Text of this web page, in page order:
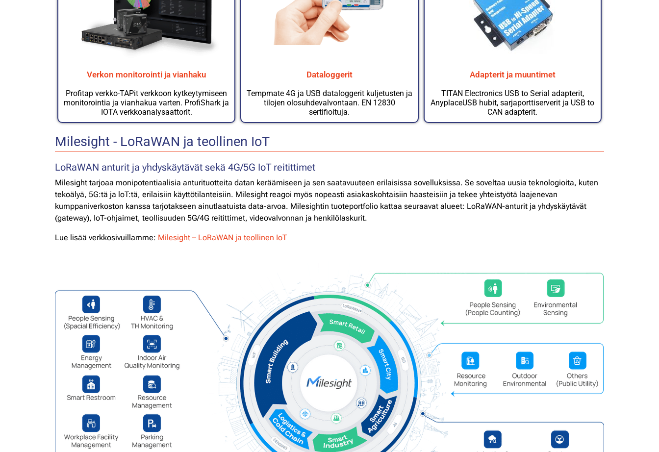
Verkon monitorointi ja vianhaku
Profitap verkko-TAPit verkkoon kytkeytymiseen
monitorointia ja vianhakua varten. ProfiShark ja
IOTA verkkoanalysaattorit.
Dataloggerit
Tempmate 4G ja USB dataloggerit kuljetusten ja
tilojen olosuhdevalvontaan. EN 12830
sertifioituja.
Adapterit ja muuntimet
TITAN Electronics USB to Serial adapterit,
AnyplaceUSB hubit, sarjaporttiserverit ja USB to
CAN adapterit.
Milesight - LoRaWAN ja teollinen IoT
LoRaWAN anturit ja yhdyskäytävät sekä 4G/5G IoT reitittimet
Milesight tarjoaa monipotentiaalisia anturituotteita datan keräämiseen ja sen saatavuuteen erilaisissa sovelluksissa. Se soveltaa uusia teknologioita, kuten
tekoälyä, 5G:tä ja loT:tä, erilaisiin käyttötilanteisiin. Milesight reagoi myös nopeasti asiakaskohtaisiin haasteisiin ja tekee yhteistyötä laajenevan
kumppaniverkoston kanssa tarjotakseen ainutlaatuista data-arvoa. Milesightin tuoteportfolio kattaa seuraavat alueet: LoRaWAN-anturit ja yhdyskäytävät
(gateway), IoT-ohjaimet, teollisuuden 5G/4G reitittimet, videovalvonnan ja henkilölaskurit.
Lue lisää verkkosivuillamme: Milesight – LoRaWAN ja teollinen IoT